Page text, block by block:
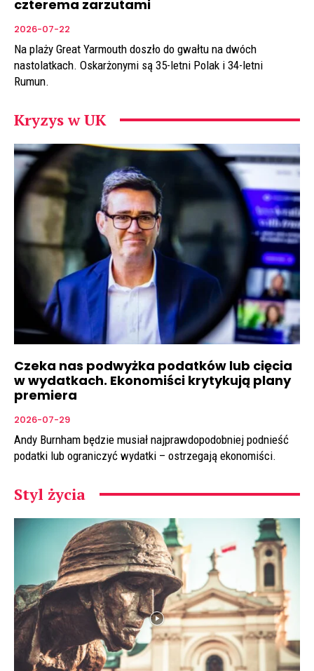
czterema zarzutami
2026-07-22
Na plaży Great Yarmouth doszło do gwałtu na dwóch
nastolatkach. Oskarżonymi są 35-letni Polak i 34-letni
Rumun.
Kryzys w UK
Czeka nas podwyżka podatków lub cięcia
w wydatkach. Ekonomiści krytykują plany
premiera
2026-07-29
Andy Burnham będzie musiał najprawdopodobniej podnieść
podatki lub ograniczyć wydatki – ostrzegają ekonomiści.
Styl życia